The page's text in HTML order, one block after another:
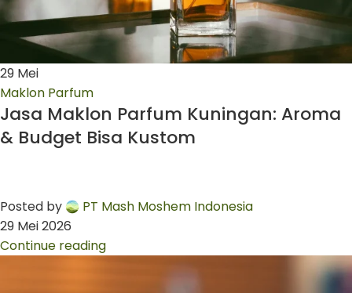
29 Mei
Maklon Parfum
Jasa Maklon Parfum Kuningan: Aroma
& Budget Bisa Kustom
Posted by
PT Mash Moshem Indonesia
29 Mei 2026
Continue reading